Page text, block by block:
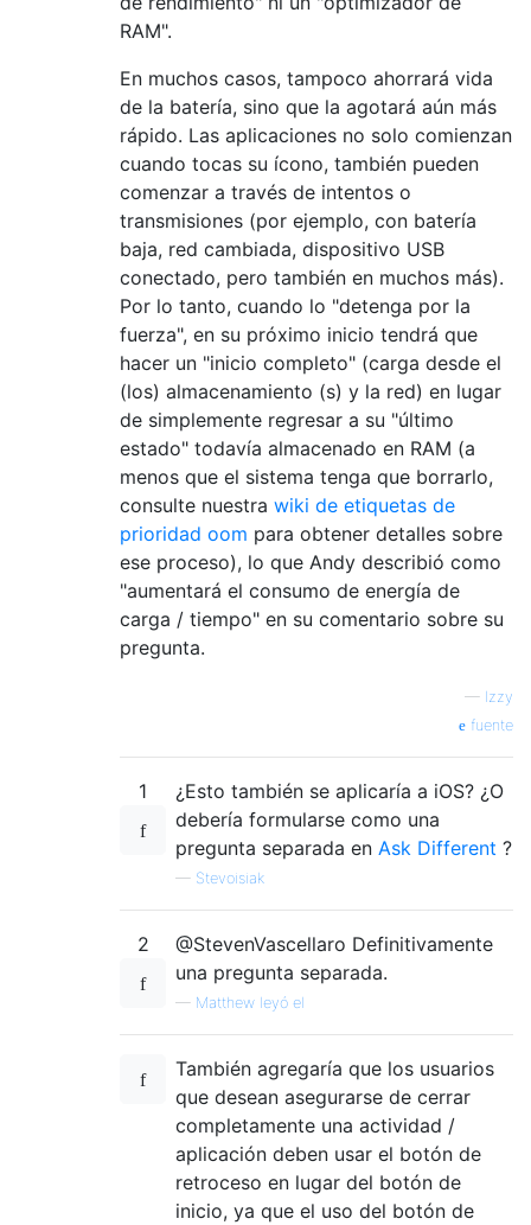
RAM".
En muchos casos, tampoco ahorrará vida
de la batería, sino que la agotará aún más
rápido. Las aplicaciones no solo comienzan
cuando tocas su ícono, también pueden
comenzar a través de intentos o
transmisiones (por ejemplo, con batería
baja, red cambiada, dispositivo USB
conectado, pero también en muchos más).
Por lo tanto, cuando lo "detenga por la
fuerza", en su próximo inicio tendrá que
hacer un "inicio completo" (carga desde el
(los) almacenamiento (s) y la red) en lugar
de simplemente regresar a su "último
estado" todavía almacenado en RAM (a
menos que el sistema tenga que borrarlo,
consulte nuestra wiki de etiquetas de
prioridad oom para obtener detalles sobre
ese proceso), lo que Andy describió como
"aumentará el consumo de energía de
carga / tiempo" en su comentario sobre su
pregunta.
— Izzy
fuente
1
¿Esto también se aplicaría a iOS? ¿O
debería formularse como una
pregunta separada en Ask Different ?
— Stevoisiak
2
@StevenVascellaro Definitivamente
una pregunta separada.
— Matthew leyó el
También agregaría que los usuarios
que desean asegurarse de cerrar
completamente una actividad /
aplicación deben usar el botón de
retroceso en lugar del botón de
inicio, ya que el uso del botón de